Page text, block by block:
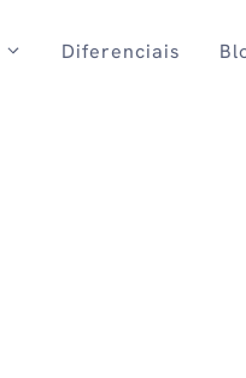
Diferenciais